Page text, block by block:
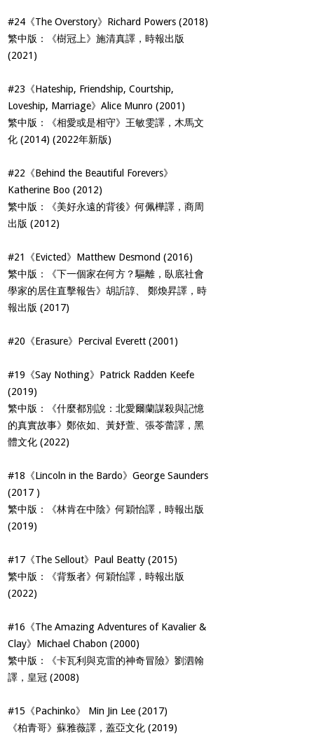
#24《The Overstory》Richard Powers (2018)
繁中版：《樹冠上》施清真譯，時報出版
(2021)
#23《Hateship, Friendship, Courtship,
Loveship, Marriage》Alice Munro (2001)
繁中版：《相愛或是相守》王敏雯譯，木馬文
化 (2014) (2022年新版)
#22《Behind the Beautiful Forevers》
Katherine Boo (2012)
繁中版：《美好永遠的背後》何佩樺譯，商周
出版 (2012)
#21《Evicted》Matthew Desmond (2016)
繁中版：《下一個家在何方？驅離，臥底社會
學家的居住直擊報告》胡訢諄、 鄭煥昇譯，時
報出版 (2017)
#20《Erasure》Percival Everett (2001)
#19《Say Nothing》Patrick Radden Keefe
(2019)
繁中版：《什麼都別說：北愛爾蘭謀殺與記憶
的真實故事》鄭依如、黃妤萱、張苓蕾譯，黑
體文化 (2022)
#18《Lincoln in the Bardo》George Saunders
(2017 )
繁中版：《林肯在中陰》何穎怡譯，時報出版
(2019)
#17《The Sellout》Paul Beatty (2015)
繁中版：《背叛者》何穎怡譯，時報出版
(2022)
#16《The Amazing Adventures of Kavalier &
Clay》Michael Chabon (2000)
繁中版：《卡瓦利與克雷的神奇冒險》劉泗翰
譯，皇冠 (2008)
#15《Pachinko》 Min Jin Lee (2017)
《柏青哥》蘇雅薇譯，蓋亞文化 (2019)